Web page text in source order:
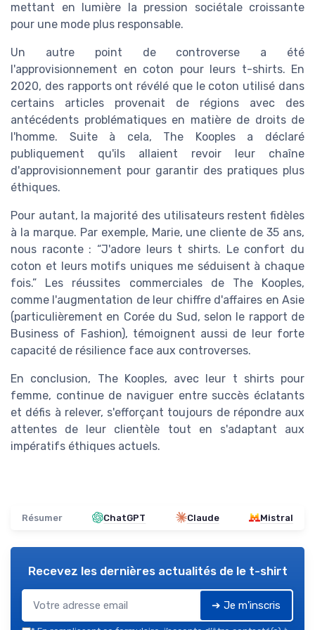
mettant en lumière la pression sociétale croissante
pour une mode plus responsable.
Un autre point de controverse a été
l'approvisionnement en coton pour leurs t-shirts. En
2020, des rapports ont révélé que le coton utilisé dans
certains articles provenait de régions avec des
antécédents problématiques en matière de droits de
l'homme. Suite à cela, The Kooples a déclaré
publiquement qu'ils allaient revoir leur chaîne
d'approvisionnement pour garantir des pratiques plus
éthiques.
Pour autant, la majorité des utilisateurs restent fidèles
à la marque. Par exemple, Marie, une cliente de 35 ans,
nous raconte : “J'adore leurs t shirts. Le confort du
coton et leurs motifs uniques me séduisent à chaque
fois.” Les réussites commerciales de The Kooples,
comme l'augmentation de leur chiffre d'affaires en Asie
(particulièrement en Corée du Sud, selon le rapport de
Business of Fashion), témoignent aussi de leur forte
capacité de résilience face aux controverses.
En conclusion, The Kooples, avec leur t shirts pour
femme, continue de naviguer entre succès éclatants
et défis à relever, s'efforçant toujours de répondre aux
attentes de leur clientèle tout en s'adaptant aux
impératifs éthiques actuels.
Résumer ChatGPT Claude Mistral
Recevez les dernières actualités de le t-shirt
➔ Je m'inscris